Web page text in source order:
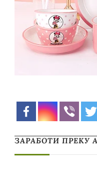
ЗАРАБОТИ ПРЕКУ